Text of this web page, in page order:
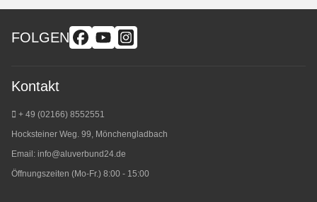
FOLGEN
Kontakt
+ 49 (02166) 8552551
Hocksteiner Weg. 99, Mönchengladbach
Email: info@aluverbund24.de
Öffnungszeiten (Mo-Fr.) 8:00 - 15:00